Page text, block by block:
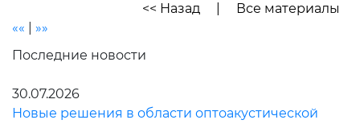
<< Назад
Все материалы
««
»»
Последние новости
30.07.2026
Новые решения в области оптоакустической